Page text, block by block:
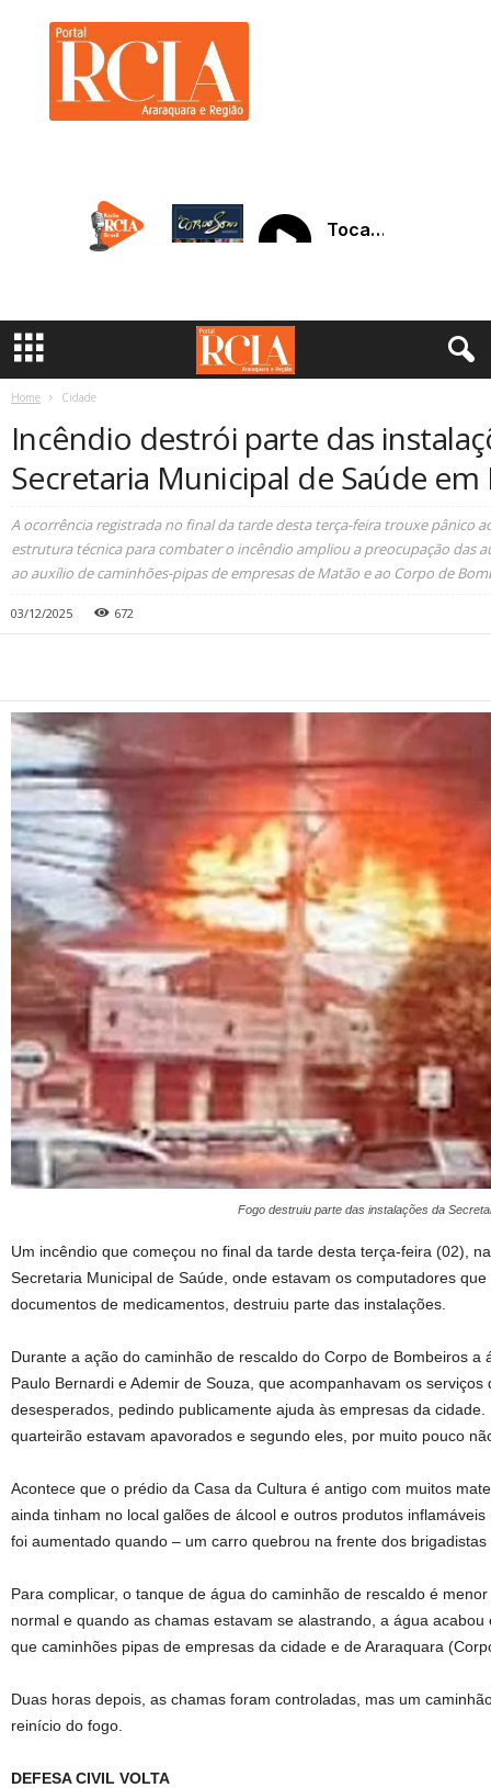
a
Home Cidade
Incêndio destrói parte das
Secretaria Municipal de Saúde
A ocorrência registrada no final da tarde desta terça-feira trouxe pânico
estrutura técnica para combater o incêndio ampliou a preocupação das
ao auxílio de caminhões-pipas de empresas de Matão e ao Corpo de
03/12/2025 672
Fogo destruiu parte das instalações da
Um incêndio que começou no final da tarde desta terça-feira (02),
Secretaria Municipal de Saúde, onde estavam os computadores
documentos de medicamentos, destruiu parte das instalações.
Durante a ação do caminhão de rescaldo do Corpo de Bombeiros a
Paulo Bernardi e Ademir de Souza, que acompanhavam os
desesperados, pedindo publicamente ajuda às empresas da
quarteirão estavam apavorados e segundo eles, por muito pouco
Acontece que o prédio da Casa da Cultura é antigo com muitos
ainda tinham no local galões de álcool e outros produtos
foi aumentado quando – um carro quebrou na frente dos
Para complicar, o tanque de água do caminhão de rescaldo é
normal e quando as chamas estavam se alastrando, a água
que caminhões pipas de empresas da cidade e de Araraquara
Duas horas depois, as chamas foram controladas, mas um
reinício do fogo.
DEFESA CIVIL VOLTA